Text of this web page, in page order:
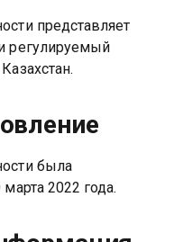
представляет
регулируемый
была
2022 года.